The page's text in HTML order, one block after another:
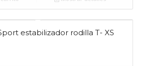
estabilizador rodilla T- XS